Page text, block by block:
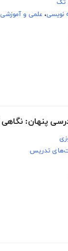
تک
نویسی، علمی و آموزشی
پنهان:
تدریس